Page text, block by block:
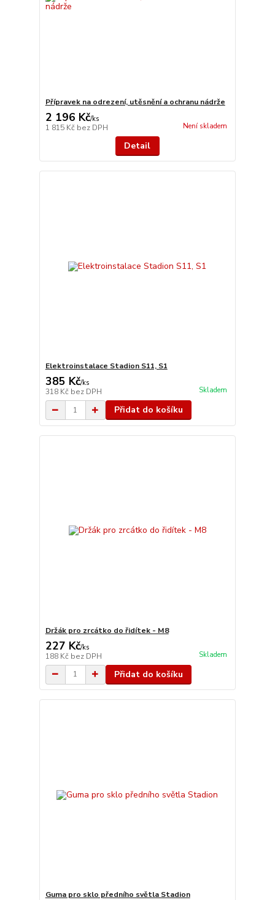
Přípravek na odrezení, utěsnění a ochranu nádrže
2 196 Kč/ks
1 815 Kč bez DPH Není skladem
Detail
Elektroinstalace Stadion S11, S1
385 Kč/ks
318 Kč bez DPH Skladem
Přidat do košíku
Držák pro zrcátko do řidítek - M8
227 Kč/ks
188 Kč bez DPH Skladem
Přidat do košíku
Guma pro sklo předního světla Stadion